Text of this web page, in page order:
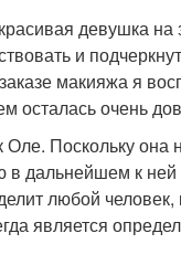
девушка
и
макияжа я
осталась очень
Поскольку она
дальнейшем к ней
любой человек,
является